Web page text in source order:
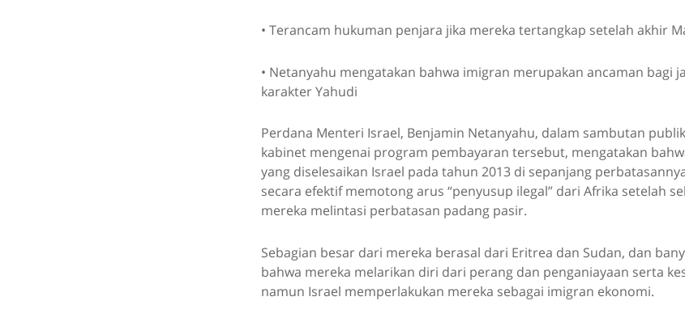
• Terancam hukuman penjara jika mereka tertangkap setelah akhir
• Netanyahu mengatakan bahwa imigran merupakan ancaman bagi
karakter Yahudi
Perdana Menteri Israel, Benjamin Netanyahu, dalam sambutan
kabinet mengenai program pembayaran tersebut, mengatakan
yang diselesaikan Israel pada tahun 2013 di sepanjang
secara efektif memotong arus “penyusup ilegal” dari Afrika setelah
mereka melintasi perbatasan padang pasir.
Sebagian besar dari mereka berasal dari Eritrea dan Sudan, dan
bahwa mereka melarikan diri dari perang dan penganiayaan serta
namun Israel memperlakukan mereka sebagai imigran ekonomi.